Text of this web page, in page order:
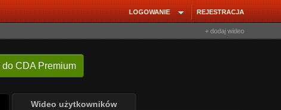
REJESTRACJA
LOGOWANIE
+ dodaj wideo
do CDA Premium
Wideo użytkowników